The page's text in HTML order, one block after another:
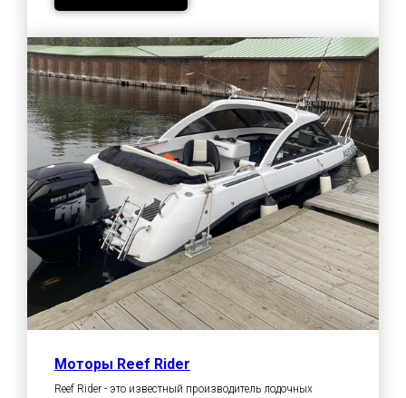
Моторы Reef Rider
Reef Rider - это известный производитель лодочных